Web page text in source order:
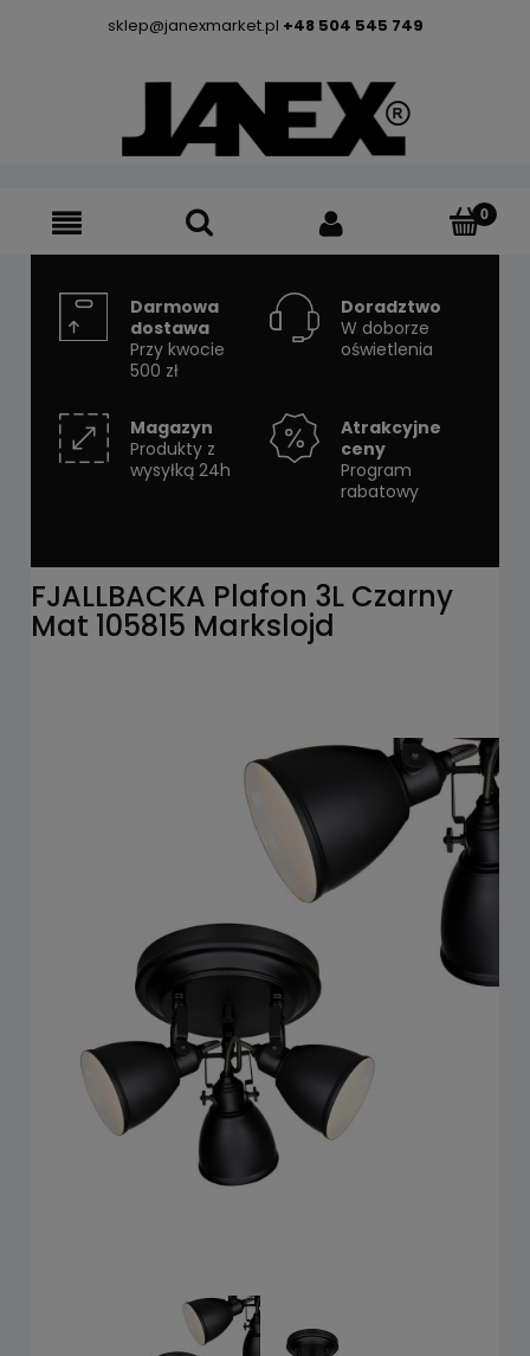
sklep@janexmarket.pl +48 504 545 749
Darmowa
dostawa
Przy kwocie
500 zł
Doradztwo
W doborze
oświetlenia
Magazyn
Produkty z
wysyłką 24h
Atrakcyjne
ceny
Program
rabatowy
FJALLBACKA Plafon 3L Czarny
Mat 105815 Markslojd